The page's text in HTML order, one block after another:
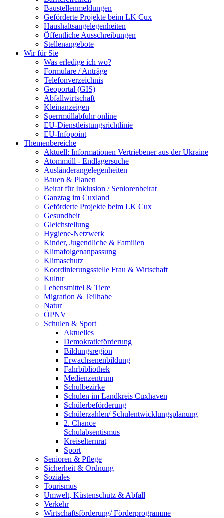
Baustellenmeldungen
Geförderte Projekte beim LK Cux
Haushaltsangelegenheiten
Öffentliche Ausschreibungen
Stellenangebote
Wir für Sie
Was erledige ich wo?
Formulare / Anträge
Telefonverzeichnis
Geoportal (GIS)
Abfallwirtschaft
Kleinanzeigen
Sperrmüllabfuhr online
EU-Dienstleistungsrichtlinie
EU-Infopoint
Themenbereiche
Aktuell: Informationen Vertriebener aus der Ukraine
Atommüll - Endlagersuche
Ausländerangelegenheiten
Bauen & Planen
Beirat für Inklusion / Seniorenbeirat
Ganztag im Cuxland
Geförderte Projekte beim LK Cux
Gesundheit
Gleichstellung
Hygiene-Netzwerk
Kinder, Jugendliche & Familien
Klimafolgenanpassung
Klimaschutz
Koordinierungsstelle Frau & Wirtschaft
Kultur
Lebensmittel & Tiere
Migration & Teilhabe
Natur
ÖPNV
Schulen & Sport
Aktuelles
Demokratieförderung
Bildungsregion
Erwachsenenbildung
Fahrbibliothek
Medienzentrum
Schulbezirke
Schulen im Landkreis Cuxhaven
Schülerbeförderung
Schülerzahlen/ Schulentwicklungsplanung
2. Chance
Schulabsentismus
Kreiselternrat
Sport
Senioren & Pflege
Sicherheit & Ordnung
Soziales
Tourismus
Umwelt, Küstenschutz & Abfall
Verkehr
Wirtschaftsförderung/ Förderprogramme